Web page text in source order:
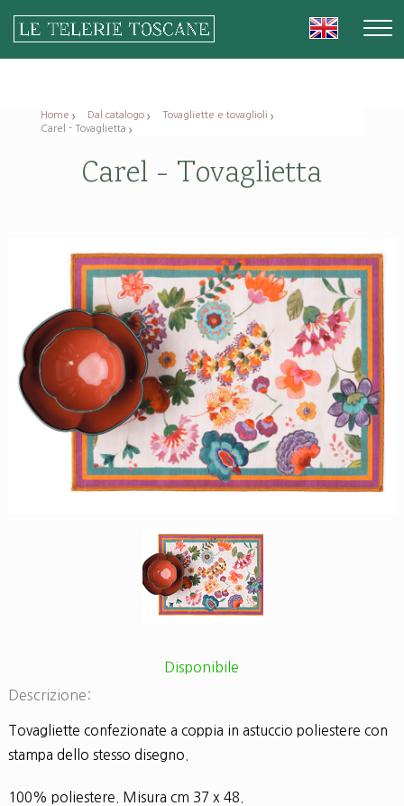
Home Dal catalogo
Tovagliette e tovaglioli
Carel - Tovaglietta
Carel - Tovaglietta
Disponibile
Descrizione:
Tovagliette confezionate a coppia in astuccio poliestere con
stampa dello stesso disegno.
100% poliestere. Misura cm 37 x 48.